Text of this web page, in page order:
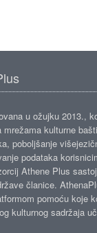
u ožujku 2013.,
kulturne
poboljšanje
podataka
Athene Plus
članice.
pomoću koje
kulturnog sadržaja